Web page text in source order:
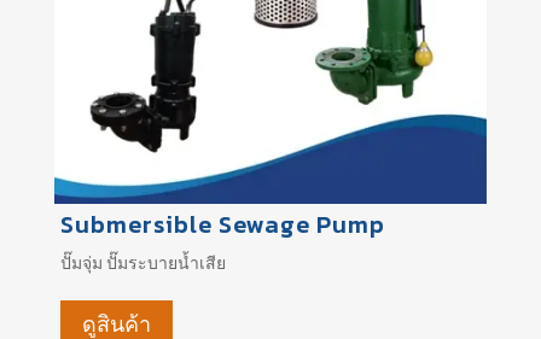
Submersible Sewage Pump
ปั๊มจุ่มปั๊มระบายน้ำเสีย
ดูสินค้า